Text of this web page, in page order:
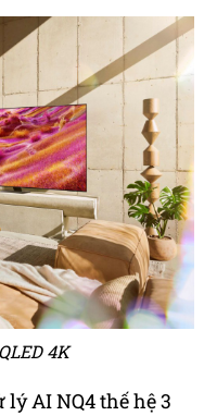
4K
lý AI NQ4 thế hệ 3